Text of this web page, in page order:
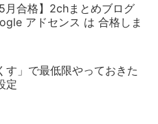
5月合格】2chまとめブログ
アドセンス は 合格しま
す」で最低限やっておきた
定